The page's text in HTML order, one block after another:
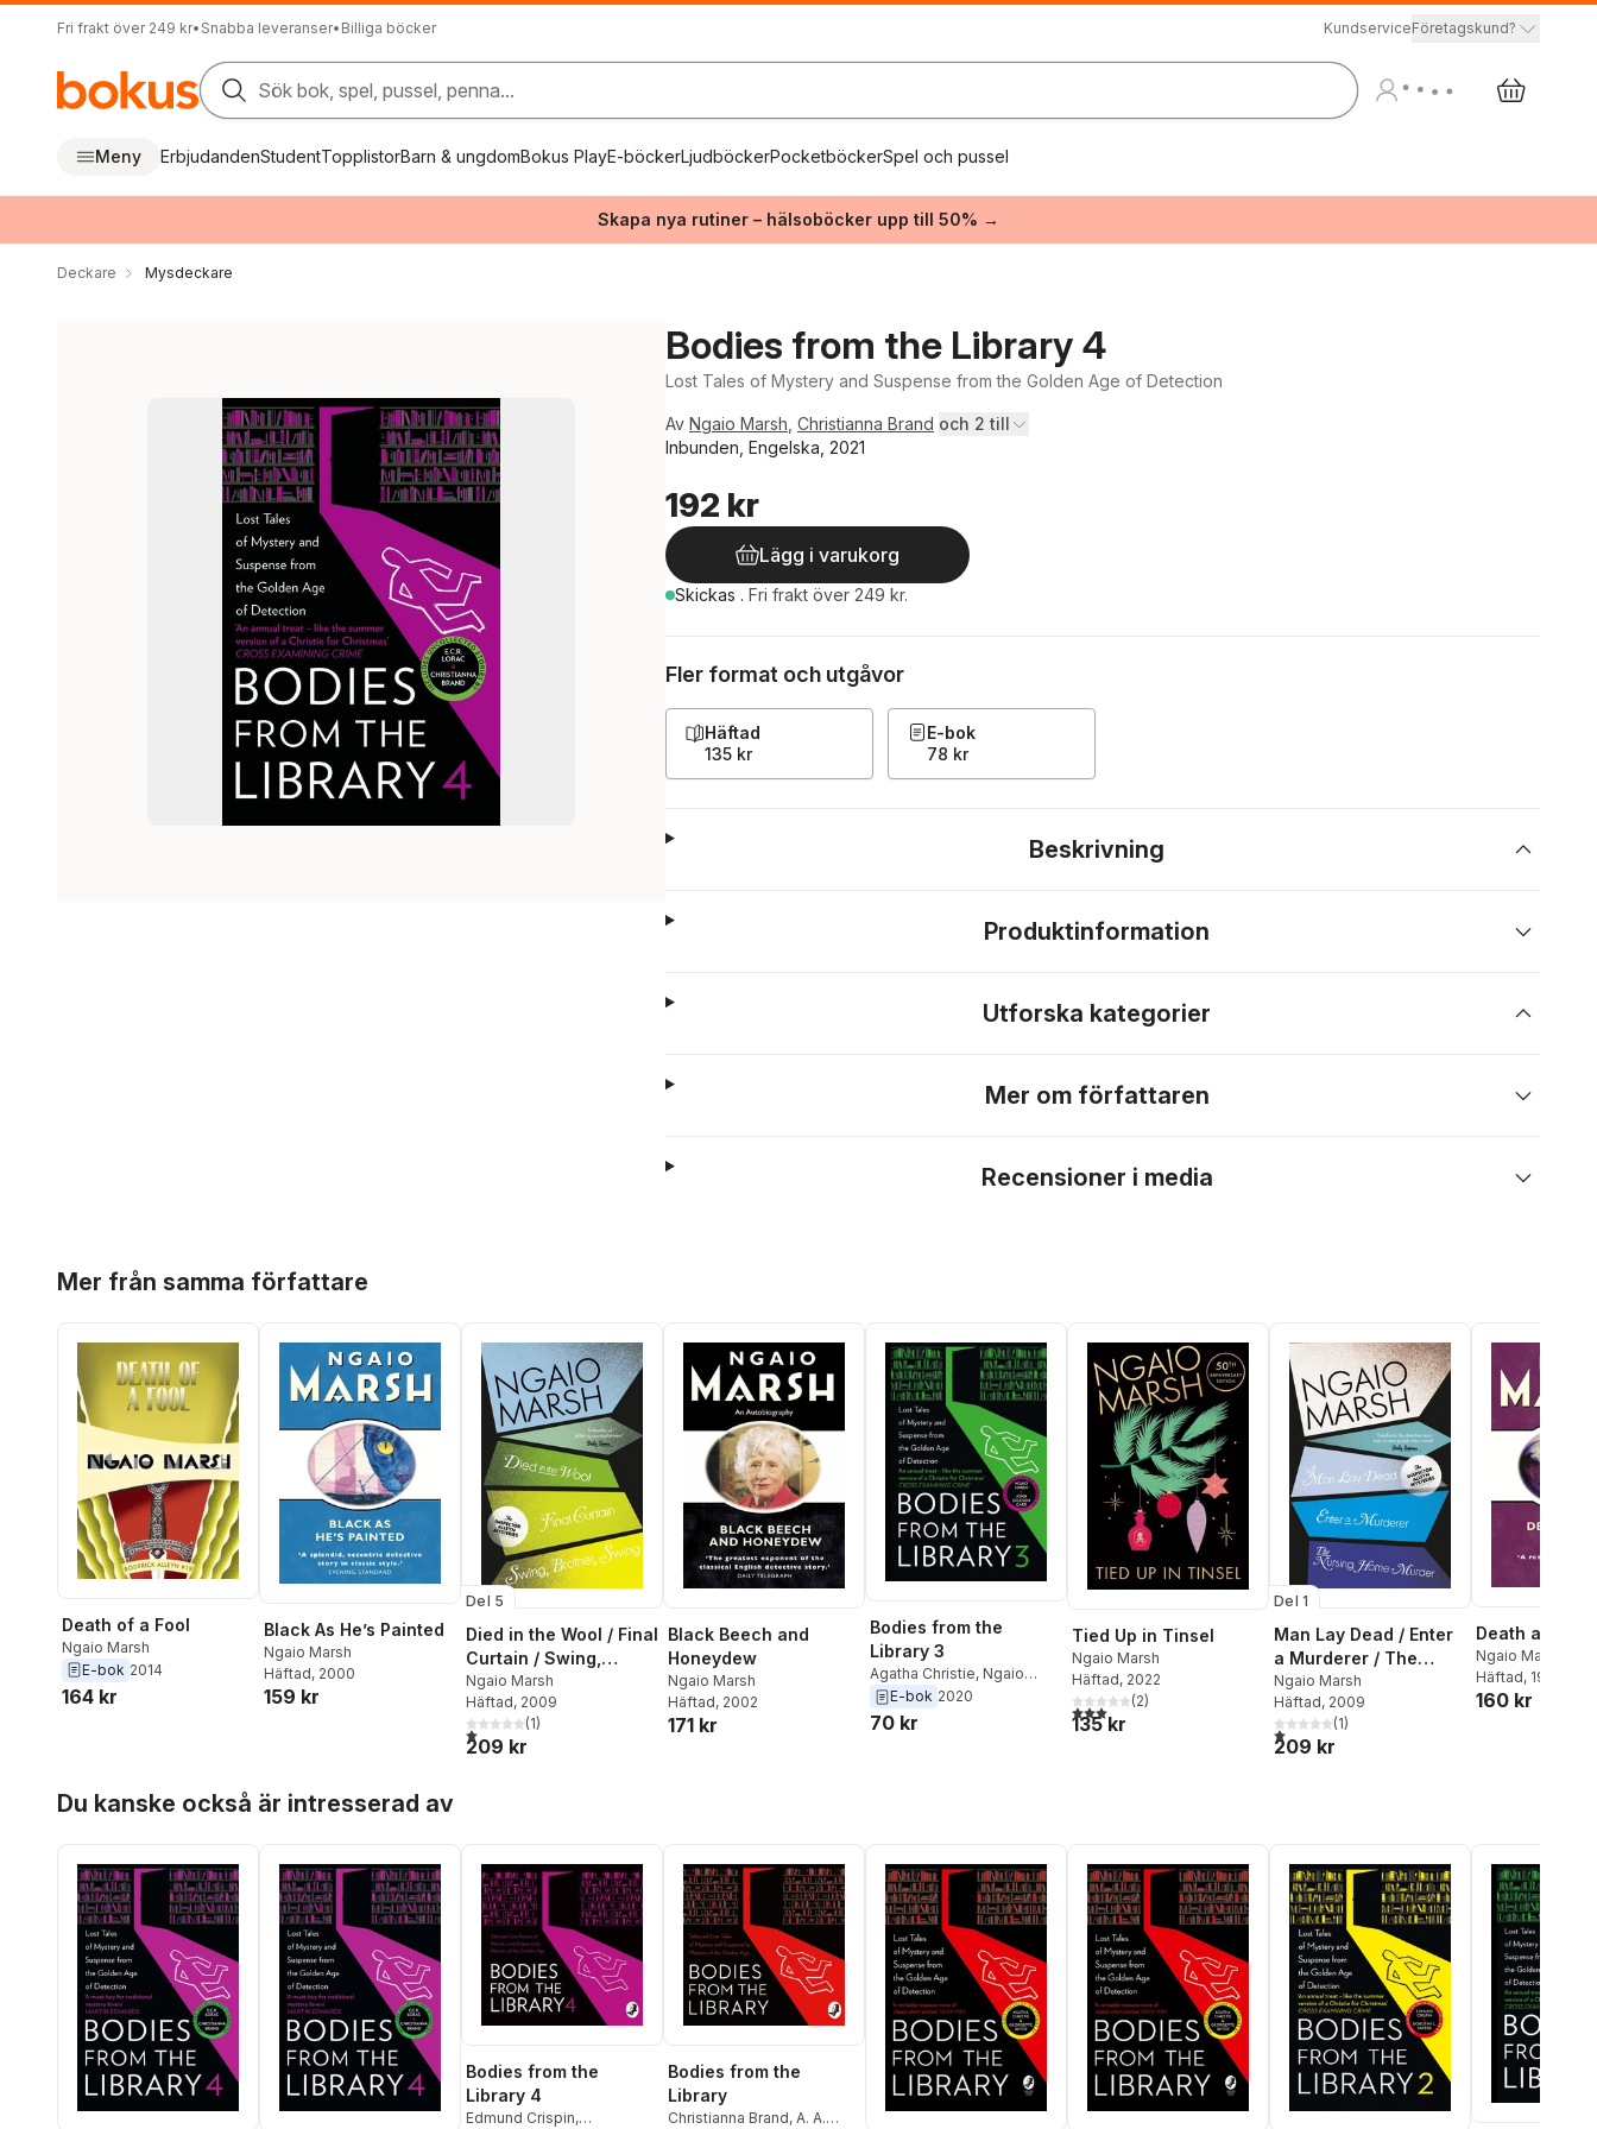
Fri frakt över 249 kr• Snabba leveranser• Billiga böcker KundserviceFöretagskund?
Sök bok, spel, pussel, penna...
Meny ErbjudandenStudentTopplistorBarn & ungdomBokus PlayE-böckerLjudböckerPocketböckerSpel och pussel
Skapa nya rutiner – hälsoböcker upp till 50% →
Deckare Mysdeckare
Bodies from the Library 4
Lost Tales of Mystery and Suspense from the Golden Age of Detection
Av Ngaio Marsh Christianna Brand och 2 till
Inbunden, Engelska, 2021
192 kr
Lägg i varukorg
Skickas . Fri frakt över 249 kr.
Fler format och utgåvor
Häftad
135 kr
E-bok
78 kr
Beskrivning
Produktinformation
Utforska kategorier
Mer om författaren
Recensioner i media
Mer från samma författare
Death of a Fool
Ngaio Marsh
E-bok 2014
164 kr
Black As He’s Painted
Ngaio Marsh
Häftad, 2000
159 kr
Del 5
Died in the Wool / Final
Curtain / Swing,
Brother, Swing
Ngaio Marsh
Häftad, 2009
1,0utav 5 stjärnor. Totalt antal röster:
(1)
209 kr
Black Beech and
Honeydew
Ngaio Marsh
Häftad, 2002
171 kr
Bodies from the
Library 3
Agatha Christie, Ngaio
Marsh,Dorothy L. Sayers
Anthony Berkeley
E-bok 2020
70 kr
Tied Up in Tinsel
Ngaio Marsh
Häftad, 2022
3,0utav 5 stjärnor. Totalt antal röster:
(2)
135 kr
Del 1
Man Lay Dead / Enter
a Murderer / The
Nursing Home Murder
Ngaio Marsh
Häftad, 2009
1,0utav 5 stjärnor. Totalt antal röster:
(1)
209 kr
Death at the
Ngaio Marsh
Häftad, 1999
160 kr
Du kanske också är intresserad av
Bodies from the
Library 4
Edmund Crispin,
Bodies from the
Library
Christianna Brand, A. A.